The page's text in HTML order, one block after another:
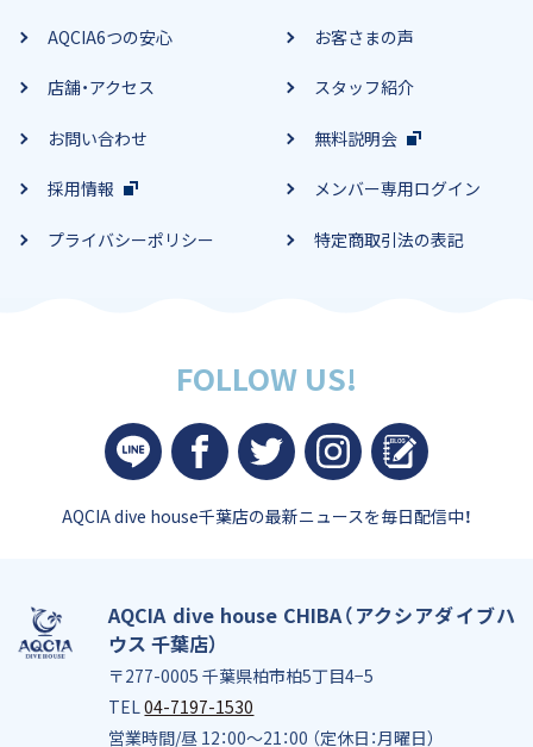
AQCIA6つの安心 お客さまの声
店舗・アクセス スタッフ紹介
お問い合わせ 無料説明会
採用情報 メンバー専用ログイン
プライバシーポリシー 特定商取引法の表記
FOLLOW US!
AQCIA dive house千葉店の最新ニュースを毎日配信中！
AQCIA dive house CHIBA（アクシアダイブハ
ウス 千葉店）
〒277-0005 千葉県柏市柏5丁目4−5
TEL04-7197-1530
営業時間/昼 12：00～21：00 （定休日：月曜日）